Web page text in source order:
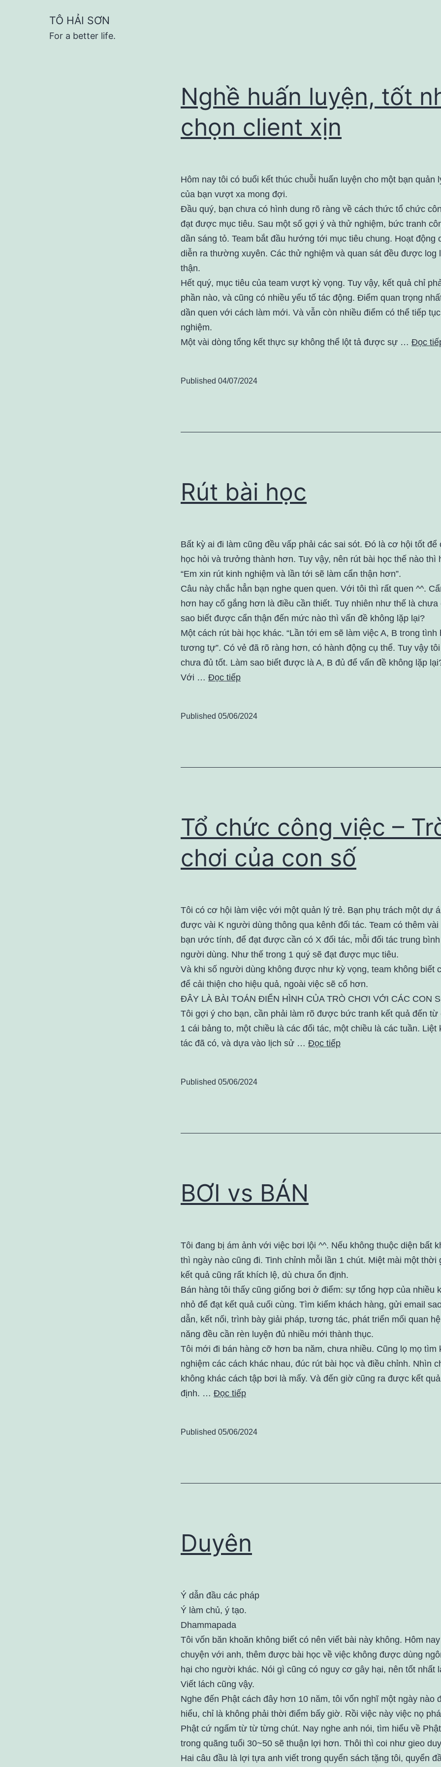
TÔ HẢI SƠN
For a better life.
Nghề huấn luyện, tốt
chọn client xịn
Hôm nay tôi có buổi kết thúc chuỗi huấn luyện cho một bạn quản
của bạn vượt xa mong đợi.
Đầu quý, bạn chưa có hình dung rõ ràng về cách thức tổ chức
đạt được mục tiêu. Sau một số gợi ý và thử nghiệm, bức tranh
dần sáng tỏ. Team bắt đầu hướng tới mục tiêu chung. Hoạt động
diễn ra thường xuyên. Các thử nghiệm và quan sát đều được log
thận.
Hết quý, mục tiêu của team vượt kỳ vọng. Tuy vậy, kết quả chỉ
phần nào, và cũng có nhiều yếu tố tác động. Điểm quan trọng
dần quen với cách làm mới. Và vẫn còn nhiều điểm có thể tiếp
nghiệm.
Một vài dòng tổng kết thực sự không thể lột tả được sự … Đọc
Published 04/07/2024
Rút bài học
Bất kỳ ai đi làm cũng đều vấp phải các sai sót. Đó là cơ hội tốt để
học hỏi và trưởng thành hơn. Tuy vậy, nên rút bài học thế nào thì
“Em xin rút kinh nghiệm và lần tới sẽ làm cẩn thận hơn”.
Câu này chắc hẳn bạn nghe quen quen. Với tôi thì rất quen ^^.
hơn hay cố gắng hơn là điều cần thiết. Tuy nhiên như thế là chưa
sao biết được cẩn thận đến mức nào thì vấn đề không lặp lại?
Một cách rút bài học khác. “Lần tới em sẽ làm việc A, B trong tình
tương tự”. Có vẻ đã rõ ràng hơn, có hành động cụ thể. Tuy vậy
chưa đủ tốt. Làm sao biết được là A, B đủ để vấn đề không lặp
Với … Đọc tiếp
Published 05/06/2024
Tổ chức công việc –
chơi của con số
Tôi có cơ hội làm việc với một quản lý trẻ. Bạn phụ trách một dự
được vài K người dùng thông qua kênh đối tác. Team có thêm vài
bạn ước tính, để đạt được cần có X đối tác, mỗi đối tác trung
người dùng. Như thế trong 1 quý sẽ đạt được mục tiêu.
Và khi số người dùng không được như kỳ vọng, team không biết
để cải thiện cho hiệu quả, ngoài việc sẽ cố hơn.
ĐÂY LÀ BÀI TOÁN ĐIỂN HÌNH CỦA TRÒ CHƠI VỚI CÁC CON
Tôi gợi ý cho bạn, cần phải làm rõ được bức tranh kết quả đến từ
1 cái bảng to, một chiều là các đối tác, một chiều là các tuần. Liệt
tác đã có, và dựa vào lịch sử … Đọc tiếp
Published 05/06/2024
BƠI vs BÁN
Tôi đang bị ám ảnh với việc bơi lội ^^. Nếu không thuộc diện bất
thì ngày nào cũng đi. Tinh chỉnh mỗi lần 1 chút. Miệt mài một thời
kết quả cũng rất khích lệ, dù chưa ổn định.
Bán hàng tôi thấy cũng giống bơi ở điểm: sự tổng hợp của nhiều
nhỏ để đạt kết quả cuối cùng. Tìm kiếm khách hàng, gửi email
dẫn, kết nối, trình bày giải pháp, tương tác, phát triển mối quan
năng đều cần rèn luyện đủ nhiều mới thành thục.
Tôi mới đi bán hàng cỡ hơn ba năm, chưa nhiều. Cũng lọ mọ tìm
nghiệm các cách khác nhau, đúc rút bài học và điều chỉnh. Nhìn
không khác cách tập bơi là mấy. Và đến giờ cũng ra được kết
định. … Đọc tiếp
Published 05/06/2024
Duyên
Ý dẫn đầu các pháp
Ý làm chủ, ý tạo.
Dhammapada
Tôi vốn băn khoăn không biết có nên viết bài này không. Hôm
chuyện với anh, thêm được bài học về việc không được dùng
hại cho người khác. Nói gì cũng có nguy cơ gây hại, nên tốt nhất
Viết lách cũng vậy.
Nghe đến Phật cách đây hơn 10 năm, tôi vốn nghĩ một ngày nào
hiểu, chỉ là không phải thời điểm bấy giờ. Rồi việc này việc nọ
Phật cứ ngấm từ từ từng chút. Nay nghe anh nói, tìm hiểu về
trong quãng tuổi 30~50 sẽ thuận lợi hơn. Thôi thì coi như gieo
Hai câu đầu là lợi tựa anh viết trong quyển sách tặng tôi, quyển